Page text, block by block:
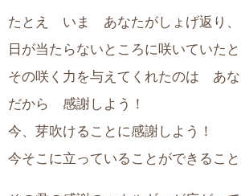
たとえ いま あなたがしょげ返り、
日が当たらないところに咲いていたと
その咲く力を与えてくれたのは あな
だから 感謝しよう！
今、芽吹けることに感謝しよう！
今そこに立っていることができること